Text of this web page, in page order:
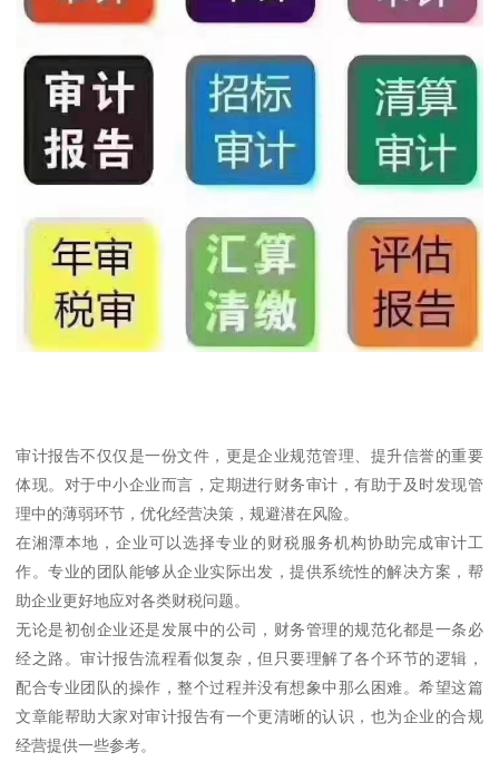
审计报告不仅仅是一份文件，更是企业规范管理、提升信誉的重要
体现。对于中小企业而言，定期进行财务审计，有助于及时发现管
理中的薄弱环节，优化经营决策，规避潜在风险。
在湘潭本地，企业可以选择专业的财税服务机构协助完成审计工
作。专业的团队能够从企业实际出发，提供系统性的解决方案，帮
助企业更好地应对各类财税问题。
无论是初创企业还是发展中的公司，财务管理的规范化都是一条必
经之路。审计报告流程看似复杂，但只要理解了各个环节的逻辑，
配合专业团队的操作，整个过程并没有想象中那么困难。希望这篇
文章能帮助大家对审计报告有一个更清晰的认识，也为企业的合规
经营提供一些参考。